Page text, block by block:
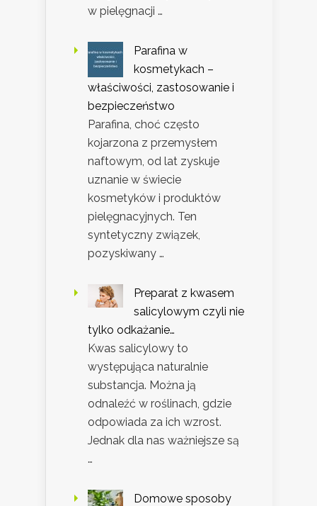
w pielęgnacji …
Parafina w
kosmetykach –
właściwości, zastosowanie i
bezpieczeństwo
Parafina, choć często
kojarzona z przemysłem
naftowym, od lat zyskuje
uznanie w świecie
kosmetyków i produktów
pielęgnacyjnych. Ten
syntetyczny związek,
pozyskiwany …
Preparat z kwasem
salicylowym czyli nie
tylko odkażanie…
Kwas salicylowy to
występująca naturalnie
substancja. Można ją
odnaleźć w roślinach, gdzie
odpowiada za ich wzrost.
Jednak dla nas ważniejsze są
…
Domowe sposoby